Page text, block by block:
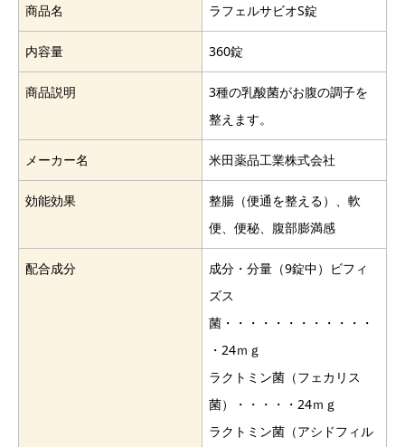
商品名 ラフェルサビオS錠
内容量 360錠
商品説明
3種の乳酸菌がお腹の調子を
整えます。
メーカー名 米田薬品工業株式会社
効能効果
整腸（便通を整える）、軟
便、便秘、腹部膨満感
配合成分
成分・分量（9錠中）ビフィ
ズス
菌・・・・・・・・・・・・
・24ｍｇ
ラクトミン菌（フェカリス
菌）・・・・・24ｍｇ
ラクトミン菌（アシドフィル